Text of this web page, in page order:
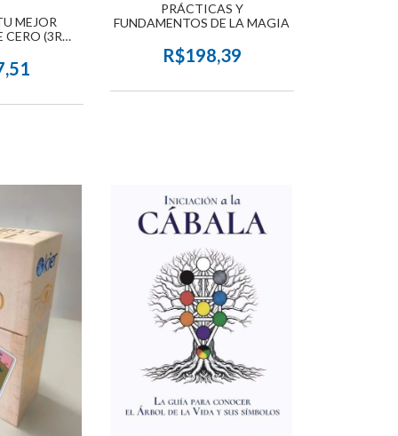
MEJOR
CERO (3RA
PRÁCTICAS Y
FUNDAMENTOS DE LA MAGIA
R$198,39